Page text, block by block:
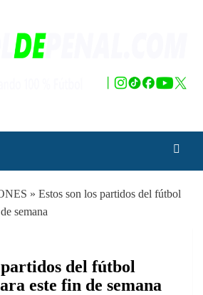
» Estos son los partidos del fútbol
semana
partidos del fútbol
este fin de semana